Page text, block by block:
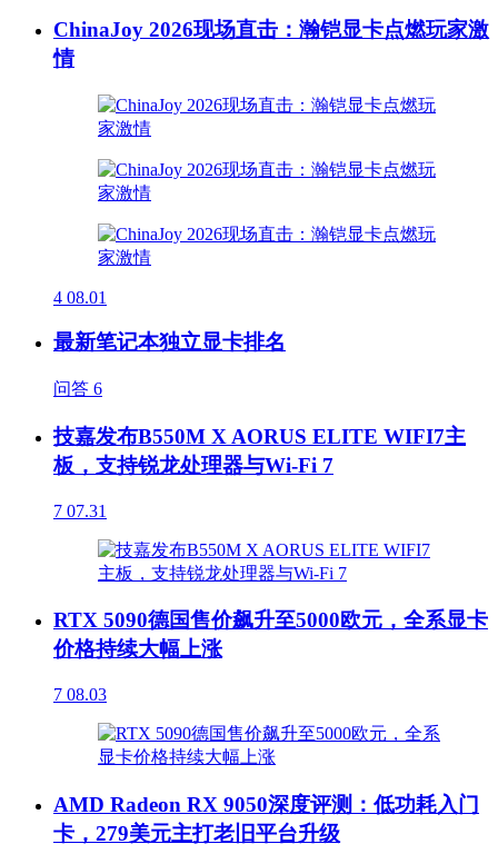
ChinaJoy 2026现场直击：瀚铠显卡点燃玩家激
情
4 08.01
最新笔记本独立显卡排名
问答 6
技嘉发布B550M X AORUS ELITE WIFI7主
板，支持锐龙处理器与Wi-Fi 7
7 07.31
RTX 5090德国售价飙升至5000欧元，全系显卡
价格持续大幅上涨
7 08.03
AMD Radeon RX 9050深度评测：低功耗入门
卡，279美元主打老旧平台升级